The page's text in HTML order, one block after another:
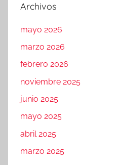
Archivos
mayo 2026
marzo 2026
febrero 2026
noviembre 2025
junio 2025
mayo 2025
abril 2025
marzo 2025